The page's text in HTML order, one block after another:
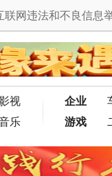
联网违法和不良信息
视
乐
企业
游戏